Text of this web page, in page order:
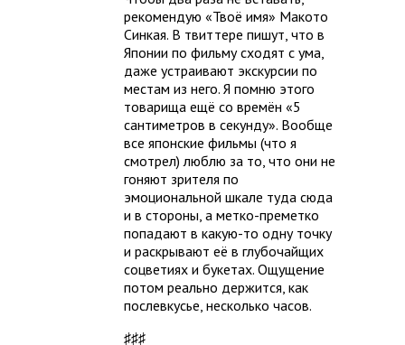
рекомендую «Твоё имя» Макото
Синкая. В твиттере пишут, что в
Японии по фильму сходят с ума,
даже устраивают экскурсии по
местам из него. Я помню этого
товарища ещё со времён «5
сантиметров в секунду». Вообще
все японские фильмы (что я
смотрел) люблю за то, что они не
гоняют зрителя по
эмоциональной шкале туда сюда
и в стороны, а метко-преметко
попадают в какую-то одну точку
и раскрывают её в глубочайщих
соцветиях и букетах. Ощущение
потом реально держится, как
послевкусье, несколько часов.
♯♯♯